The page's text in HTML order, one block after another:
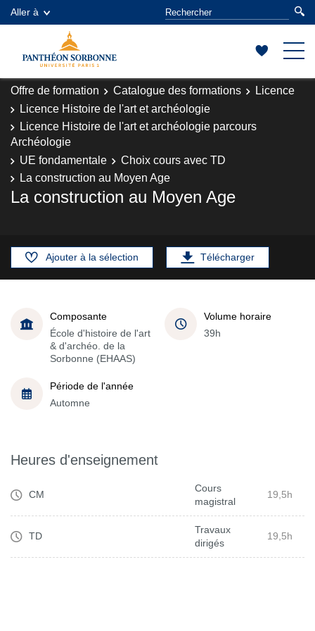
Aller à
Offre de formation Catalogue des formations
Licence
Licence Histoire de l'art et archéologie
Licence Histoire de l'art et archéologie parcours
Archéologie
UE fondamentale
Choix cours avec TD
La construction au Moyen Age
La construction au Moyen Age
Ajouter à la sélection Télécharger
Composante
École d'histoire de l'art
& d'archéo. de la
Sorbonne (EHAAS)
Volume horaire
39h
Période de l'année
Automne
Heures d'enseignement
CM
Cours
magistral
19,5h
TD
Travaux
dirigés
19,5h